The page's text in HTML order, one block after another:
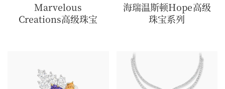
Marvelous
Creations高级珠宝
海瑞温斯顿Hope高级
珠宝系列